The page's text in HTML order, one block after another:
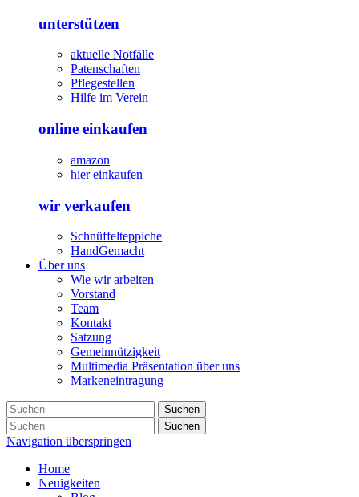
unterstützen
aktuelle Notfälle
Patenschaften
Pflegestellen
Hilfe im Verein
online einkaufen
amazon
hier einkaufen
wir verkaufen
Schnüffelteppiche
HandGemacht
Über uns
Wie wir arbeiten
Vorstand
Team
Kontakt
Satzung
Gemeinnützigkeit
Multimedia Präsentation über uns
Markeneintragung
Suchen
Suchen
Navigation überspringen
Home
Neuigkeiten